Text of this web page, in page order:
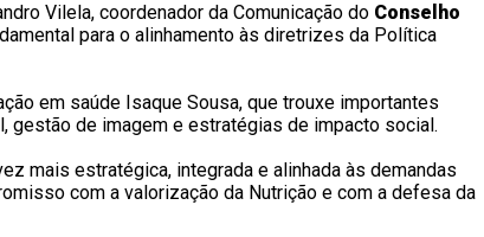
Vilela, coordenador da Comunicação do Conselho
para o alinhamento às diretrizes da Política
em saúde Isaque Sousa, que trouxe importantes
de imagem e estratégias de impacto social.
mais estratégica, integrada e alinhada às demandas
com a valorização da Nutrição e com a defesa da